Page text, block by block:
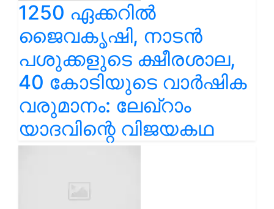
1250 ഏക്കറിൽ
ജൈവകൃഷി, നാടൻ
പശുക്കളുടെ ക്ഷീരശാല,
40 കോടിയുടെ വാർഷിക
വരുമാനം: ലേഖ്‌റാം
യാദവിന്റെ വിജയകഥ